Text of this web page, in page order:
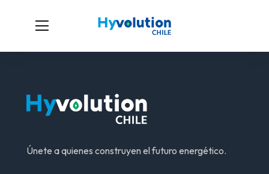
Únete a quienes construyen el futuro energético.